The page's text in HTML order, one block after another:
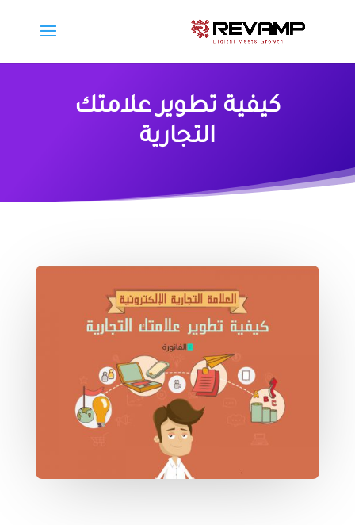
كيفية تطوير علامتك
التجارية